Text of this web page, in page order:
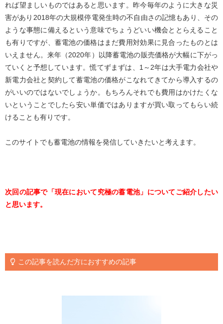
れば望ましいものではあると思います。昨今毎年のように大きな災
害があり2018年の大規模停電発生時の不自由さの記憶もあり、その
ような事態に備えるという意味でちょうどいい機会ととらえること
も有りですが、蓄電池の価格はまだ費用対効果に見合ったものとは
いえません。来年（2020年）以降蓄電池の販売価格が大幅に下がっ
ていくと予想しています。慌てずまずは、1～2年は大手電力会社や
新電力会社と契約して蓄電池の価格がこなれてきてから導入するの
がいいのではないでしょうか。もちろんそれでも費用はかけたくな
いということでしたら安い単価ではありますが買い取ってもらい続
けることも有りです。
このサイトでも蓄電池の情報を発信していきたいと考えます。
次回の記事で「現在において究極の蓄電池」についてご紹介したい
と思います。
この記事を読んだ方におすすめの記事